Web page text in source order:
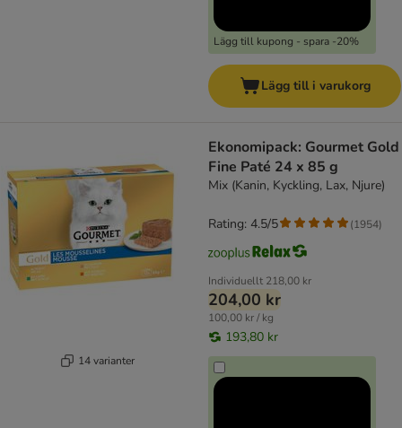
Lägg till kupong - spara -20%
Lägg till i varukorg
14 varianter
Ekonomipack: Gourmet Gold
Fine Paté 24 x 85 g
Mix (Kanin, Kyckling, Lax, Njure)
Individuellt 218,00 kr
204,00 kr
100,00 kr / kg
193,80 kr
Rating: 4.5/5 (1954)